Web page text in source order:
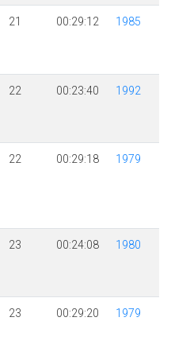
21 00:29:12 1985
22 00:23:40 1992
22 00:29:18 1979
23 00:24:08 1980
23 00:29:20 1979